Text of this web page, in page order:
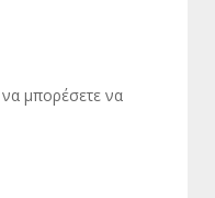
μπορέσετε να